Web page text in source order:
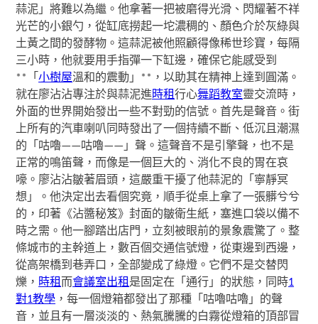
蒜泥」將難以為繼。他拿著一把被磨得光滑、閃耀著不祥
光芒的小銀勺，從缸底撈起一坨濃稠的、顏色介於灰綠與
土黃之間的發酵物。這蒜泥被他照顧得像稀世珍寶，每隔
三小時，他就要用手指彈一下缸邊，確保它能感受到
**「小樹屋溫和的震動」**，以助其在精神上達到圓滿。
就在廖沾沾專注於與蒜泥進時租行心舞蹈教室靈交流時，
外面的世界開始發出一些不對勁的信號。首先是聲音。街
上所有的汽車喇叭同時發出了一個持續不斷、低沉且潮濕
的「咕嚕——咕嚕——」聲。這聲音不是引擎聲，也不是
正常的鳴笛聲，而像是一個巨大的、消化不良的胃在哀
嚎。廖沾沾皺著眉頭，這嚴重干擾了他蒜泥的「寧靜冥
想」。他決定出去看個究竟，順手從桌上拿了一張髒兮兮
的，印著《沾醬秘笈》封面的皺衛生紙，塞進口袋以備不
時之需。他一腳踏出店門，立刻被眼前的景象震驚了。整
條城市的主幹道上，數百個交通信號燈，從東邊到西邊，
從高架橋到巷弄口，全部變成了綠燈。它們不是交替閃
爍， 時租而會議室出租是固定在「通行」的狀態，同時1
對1教學 ，每一個燈箱都發出了那種「咕嚕咕嚕」的聲
音，並且有一層淡淡的、熱氣騰騰的白霧從燈箱的頂部冒